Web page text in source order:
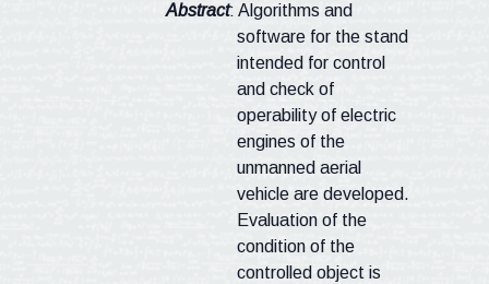
Abstract: Algorithms and
software for the stand
intended for control
and check of
operability of electric
engines of the
unmanned aerial
vehicle are developed.
Evaluation of the
condition of the
controlled object is